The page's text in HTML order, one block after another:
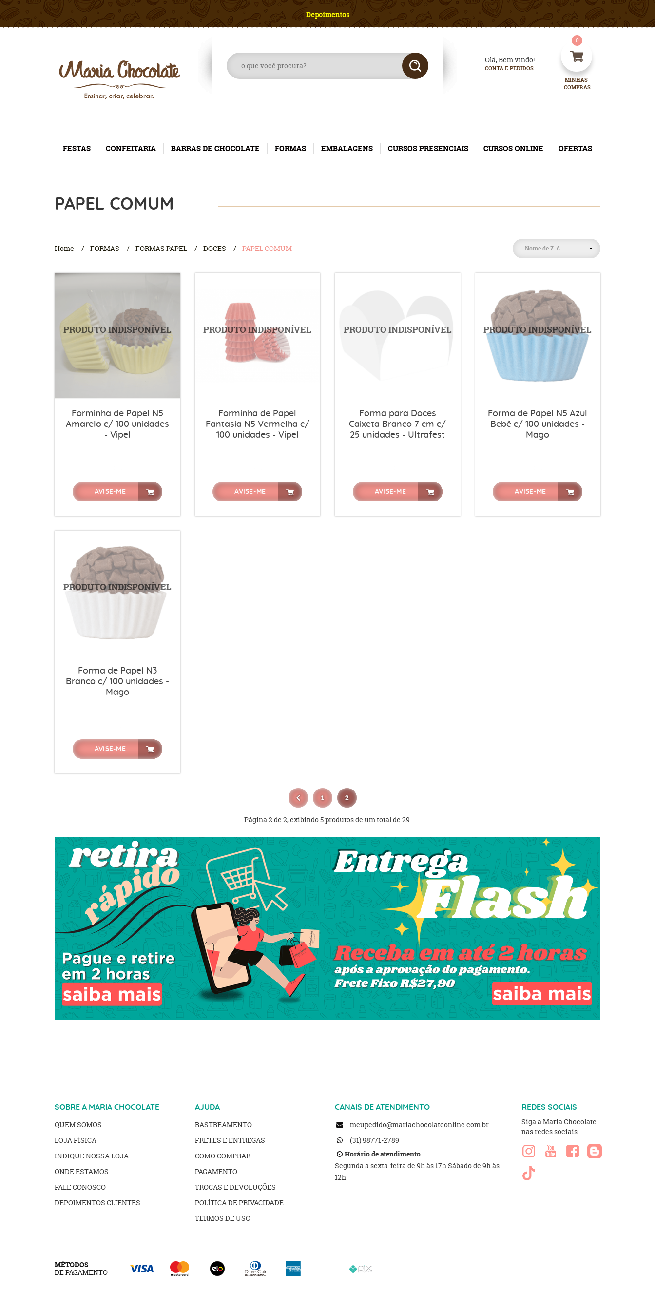
Depoimentos
Olá, Bem vindo!
CONTA E PEDIDOS
MINHAS
COMPRAS
0
FESTAS CONFEITARIA BARRAS DE CHOCOLATE FORMAS EMBALAGENS CURSOS PRESENCIAIS CURSOS ONLINE OFERTAS
PAPEL COMUM
Home FORMAS FORMAS PAPEL DOCES PAPEL COMUM Nome de Z-A
Forminha de Papel N5
Amarelo c/ 100 unidades
- Vipel
AVISE-ME
Forminha de Papel
Fantasia N5 Vermelha c/
100 unidades - Vipel
AVISE-ME
Forma para Doces
Caixeta Branco 7 cm c/
25 unidades - Ultrafest
AVISE-ME
Forma de Papel N5 Azul
Bebê c/ 100 unidades -
Mago
AVISE-ME
Forma de Papel N3
Branco c/ 100 unidades -
Mago
AVISE-ME
1 2
Página 2 de 2, exibindo 5 produtos de um total de 29.
SOBRE A MARIA CHOCOLATE
QUEM SOMOS
LOJA FÍSICA
INDIQUE NOSSA LOJA
ONDE ESTAMOS
FALE CONOSCO
DEPOIMENTOS CLIENTES
AJUDA
RASTREAMENTO
FRETES E ENTREGAS
COMO COMPRAR
PAGAMENTO
TROCAS E DEVOLUÇÕES
POLÍTICA DE PRIVACIDADE
TERMOS DE USO
CANAIS DE ATENDIMENTO
meupedido@mariachocolateonline.com.br
(31)98771-2789
Horário de atendimento
Segunda a sexta-feira de 9h às 17h.Sábado de 9h às
12h.
REDES SOCIAIS
Siga a Maria Chocolate
nas redes sociais
MÉTODOS
DE PAGAMENTO